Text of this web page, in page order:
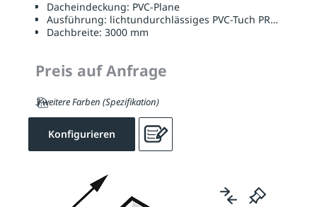
Dacheindeckung: PVC-Plane
Ausführung: lichtundurchlässiges PVC-Tuch
Dachbreite: 3000 mm
Preis auf Anfrage
3 weitere Farben (Spezifikation)
Konfigurieren